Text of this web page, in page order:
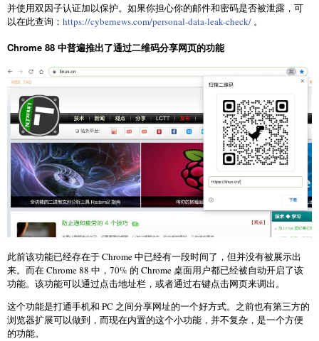
并使用双因子认证加以保护。如果你担心你的邮件和密码是否被泄露，可
以在此查询： https://cybernews.com/personal-data-leak-check/ 。
Chrome 88 中普遍推出了通过二维码分享网页的功能
此前该功能已经存在于 Chrome 中已经有一段时间了，但并没有被展示出
来。而在 Chrome 88 中，70% 的 Chrome 桌面用户都已经被自动开启了该
功能。该功能可以通过点击地址栏，或者通过右键点击网页来调出。
这个功能是打通手机和 PC 之间分享网址的一个好方式。之前也有第三方的
浏览器扩展可以做到，而现在内置的这个小功能，并不复杂，是一个方便
的功能。